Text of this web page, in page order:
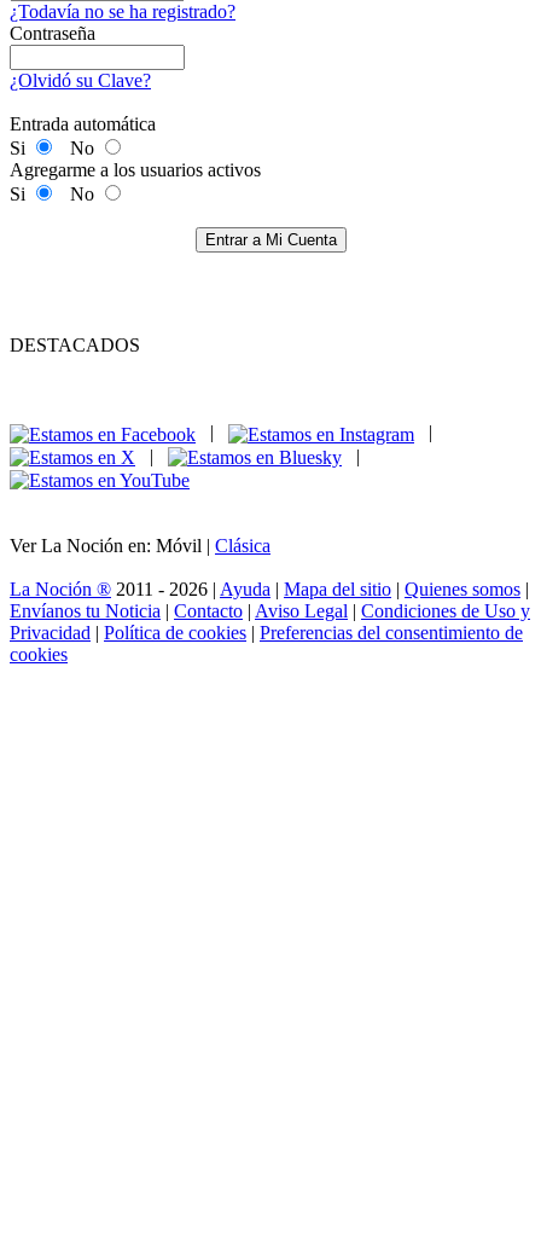
¿Todavía no se ha registrado?
Contraseña
¿Olvidó su Clave?
Entrada automática
Si
No
Agregarme a los usuarios activos
Si
No
Entrar a Mi Cuenta
DESTACADOS
|
|
Ver La Noción en: Móvil | Clásica
La Noción ® 2011 - 2026 | Ayuda | Mapa del sitio | Quienes somos |
Envíanos tu Noticia | Contacto | Aviso Legal | Condiciones de Uso y
Privacidad | Política de cookies | Preferencias del consentimiento de
cookies